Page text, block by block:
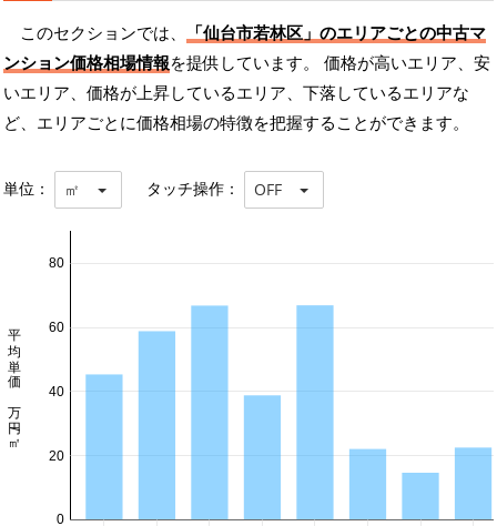
このセクションでは、
「仙台市若林区」のエリアごとの中古マ
ンション価格相場情報を提供しています。 価格が高いエリア、安
いエリア、価格が上昇しているエリア、下落しているエリアな
ど、エリアごとに価格相場の特徴を把握することができます。
単位： ㎡ タッチ操作： OFF
0
20
40
60
80
平均単価 万円/㎡